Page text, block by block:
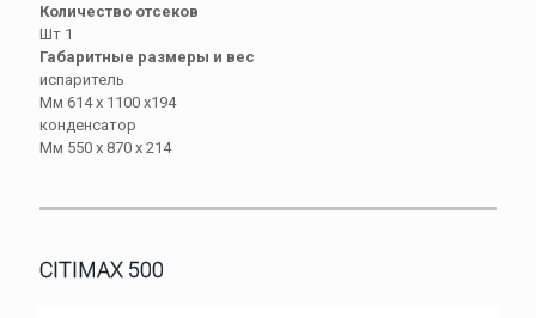
Количество отсеков
Шт 1
Габаритные размеры и вес
испаритель
Мм 614 х 1100 х194
конденсатор
Мм 550 х 870 х 214
CITIMAX 500